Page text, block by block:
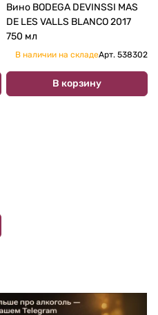
Вино BODEGA DEVINSSI MAS
DE LES VALLS BLANCO 2017
750 мл
В наличии на складеАрт. 538302
В корзину